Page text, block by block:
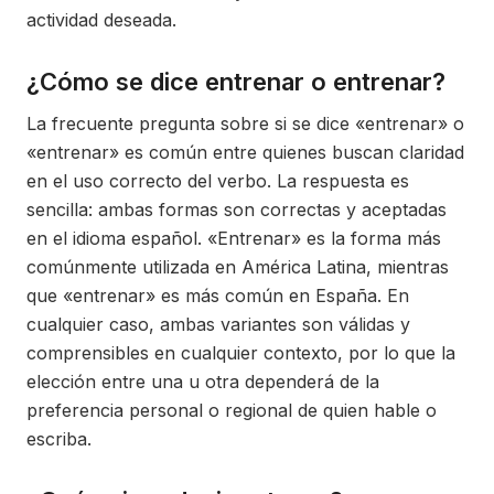
actividad deseada.
¿Cómo se dice entrenar o entrenar?
La frecuente pregunta sobre si se dice «entrenar» o
«entrenar» es común entre quienes buscan claridad
en el uso correcto del verbo. La respuesta es
sencilla: ambas formas son correctas y aceptadas
en el idioma español. «Entrenar» es la forma más
comúnmente utilizada en América Latina, mientras
que «entrenar» es más común en España. En
cualquier caso, ambas variantes son válidas y
comprensibles en cualquier contexto, por lo que la
elección entre una u otra dependerá de la
preferencia personal o regional de quien hable o
escriba.